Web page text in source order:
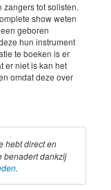
zangers tot solisten.
show weten
geboren
hun instrument
te boeken is er
er niet is kan het
omdat deze over
hebt direct en
benadert dankzij
.